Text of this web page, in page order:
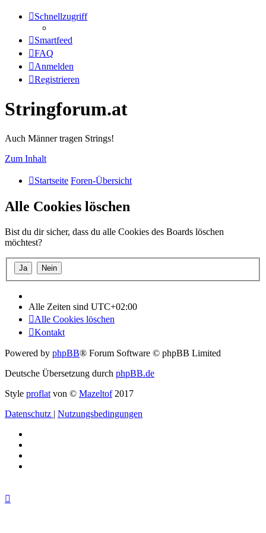
Schnellzugriff
Smartfeed
FAQ
Anmelden
Registrieren
Stringforum.at
Auch Männer tragen Strings!
Zum Inhalt
Startseite Foren-Übersicht
Alle Cookies löschen
Bist du dir sicher, dass du alle Cookies des Boards löschen
möchtest?
Alle Zeiten sind UTC+02:00
Alle Cookies löschen
Kontakt
Powered by phpBB® Forum Software © phpBB Limited
Deutsche Übersetzung durch phpBB.de
Style proflat von © Mazeltof2017
Datenschutz | Nutzungsbedingungen